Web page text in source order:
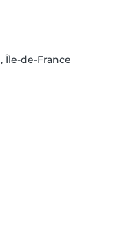
Île-de-France